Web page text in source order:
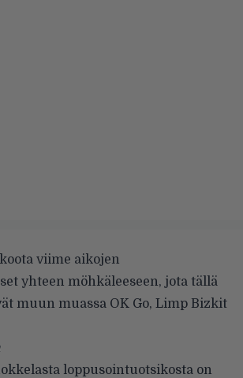
viime aikojen
yhteen möhkäleeseen, jota tällä
muun muassa OK Go, Limp Bizkit
loppusointuotsikosta on